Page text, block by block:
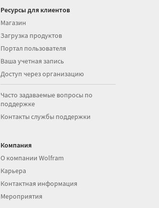
Ресурсы для клиентов
Магазин
Загрузка продуктов
Портал пользователя
Ваша учетная запись
Доступ через организацию
Часто задаваемые вопросы по
поддержке
Контакты службы поддержки
Компания
О компании Wolfram
Карьера
Контактная информация
Мероприятия